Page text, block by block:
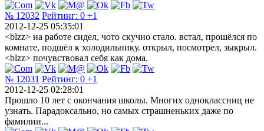
№ 12032 Рейтинг: 0 +1
2012-12-25 05:35:01
<blzz> на работе сидел, чото скучно стало. встал, прошёлся по
комнате, подшёл к холодильнику. открыл, посмотрел, зыкрыл.
<blzz> почувствовал себя как дома.
№ 12031 Рейтинг: 0 +1
2012-12-25 02:28:01
Прошло 10 лет с окончания школы. Многих одноклассниц не
узнать. Парадоксально, но самых страшненьких даже по
фамилии...